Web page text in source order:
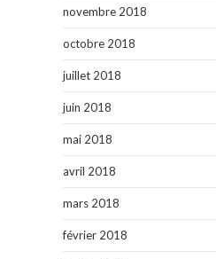
novembre 2018
octobre 2018
juillet 2018
juin 2018
mai 2018
avril 2018
mars 2018
février 2018